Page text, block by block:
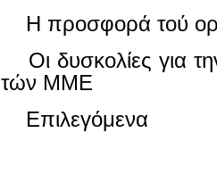
Η προσφορά τού
Οι δυσκολίες για
τών ΜΜΕ
Επιλεγόμενα